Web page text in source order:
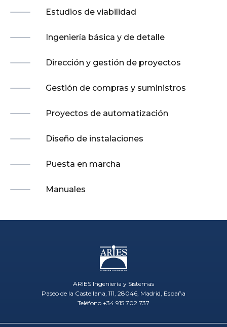
Estudios de viabilidad
Ingeniería básica y de detalle
Dirección y gestión de proyectos
Gestión de compras y suministros
Proyectos de automatización
Diseño de instalaciones
Puesta en marcha
Manuales
ARIES Ingeniería y Sistemas
Paseo de la Castellana, 111, 28046, Madrid, España
Teléfono +34 915 702 737